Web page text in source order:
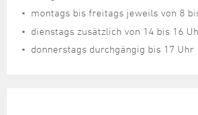
montags bis freitags jeweils von 8
dienstags zusätzlich von 14 bis 16
donnerstags durchgängig bis 17 Uhr